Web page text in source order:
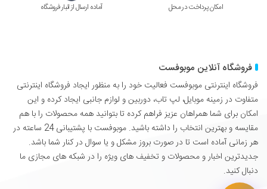
امکان پرداخت در محل آماده ارسال از انبار فروشگاه
فروشگاه آنلاین موبوفست
فروشگاه اینترنتی موبوفست فعالیت خود را به منظور ایجاد فروشگاه اینترنتی
متفاوت در زمینه موبایل، لپ تاب، دوربین و لوازم جانبی ایجاد کرده و این
امکان برای شما همراهان عزیز فراهم کرده تا بتوانید همه محصولات را با هم
مقایسه و بهترین انتخاب را داشته باشید. موبوفست با پشتیبانی 24 ساعته در
هر زمانی آماده است تا در صورت بروز مشکل و یا سوال در کنار شما باشد.
جدیدترین اخبار و محصولات و تخفیف های ویژه را در شبکه های مجازی ما
دنبال کنید.